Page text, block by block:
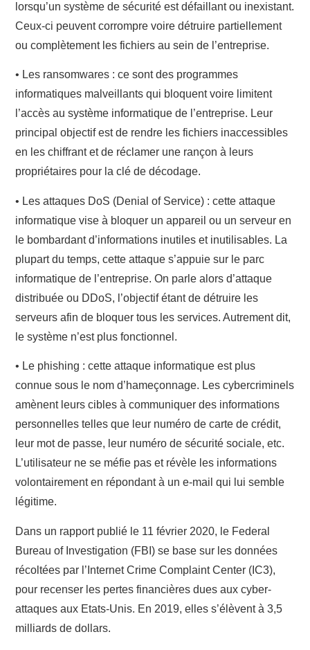
lorsqu’un système de sécurité est défaillant ou inexistant.
Ceux-ci peuvent corrompre voire détruire partiellement
ou complètement les fichiers au sein de l’entreprise.
• Les ransomwares : ce sont des programmes
informatiques malveillants qui bloquent voire limitent
l’accès au système informatique de l’entreprise. Leur
principal objectif est de rendre les fichiers inaccessibles
en les chiffrant et de réclamer une rançon à leurs
propriétaires pour la clé de décodage.
• Les attaques DoS (Denial of Service) : cette attaque
informatique vise à bloquer un appareil ou un serveur en
le bombardant d’informations inutiles et inutilisables. La
plupart du temps, cette attaque s’appuie sur le parc
informatique de l’entreprise. On parle alors d’attaque
distribuée ou DDoS, l’objectif étant de détruire les
serveurs afin de bloquer tous les services. Autrement dit,
le système n’est plus fonctionnel.
• Le phishing : cette attaque informatique est plus
connue sous le nom d’hameçonnage. Les cybercriminels
amènent leurs cibles à communiquer des informations
personnelles telles que leur numéro de carte de crédit,
leur mot de passe, leur numéro de sécurité sociale, etc.
L’utilisateur ne se méfie pas et révèle les informations
volontairement en répondant à un e-mail qui lui semble
légitime.
Dans un rapport publié le 11 février 2020, le Federal
Bureau of Investigation (FBI) se base sur les données
récoltées par l’Internet Crime Complaint Center (IC3),
pour recenser les pertes financières dues aux cyber-
attaques aux Etats-Unis. En 2019, elles s’élèvent à 3,5
milliards de dollars.